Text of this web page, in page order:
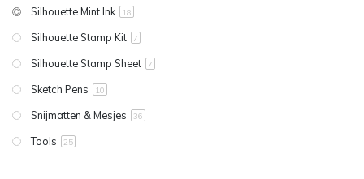
Silhouette Mint Ink 18
Silhouette Stamp Kit 7
Silhouette Stamp Sheet 7
Sketch Pens 10
Snijmatten & Mesjes 36
Tools 25